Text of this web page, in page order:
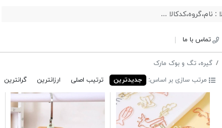
تماس با ما
گیره، تگ و بوک مارک
مرتب سازی بر اساس: جدیدترین ترتیب اصلی ارزانترین گرانترین